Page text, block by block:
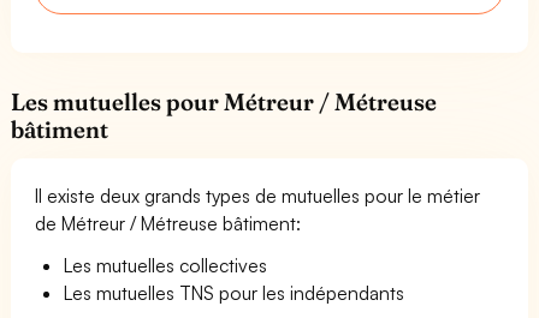
Les mutuelles pour Métreur / Métreuse
bâtiment
Il existe deux grands types de mutuelles pour le métier
de Métreur / Métreuse bâtiment:
Les mutuelles collectives
Les mutuelles TNS pour les indépendants